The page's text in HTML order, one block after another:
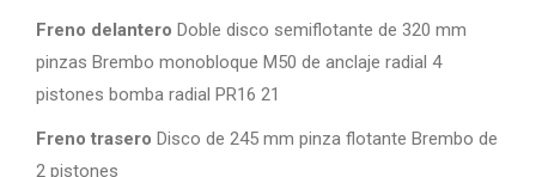
Freno delantero Doble disco semiflotante de 320 mm
pinzas Brembo monobloque M50 de anclaje radial 4
pistones bomba radial PR16 21
Freno trasero Disco de 245 mm pinza flotante Brembo de
2 pistones